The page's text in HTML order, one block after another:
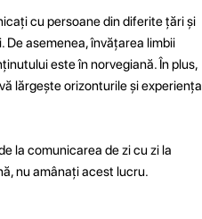
cu persoane din diferite țări și
asemenea, învățarea limbii
este în norvegiană. În plus,
lărgește orizonturile și experiența
la comunicarea de zi cu zi la
nu amânați acest lucru.